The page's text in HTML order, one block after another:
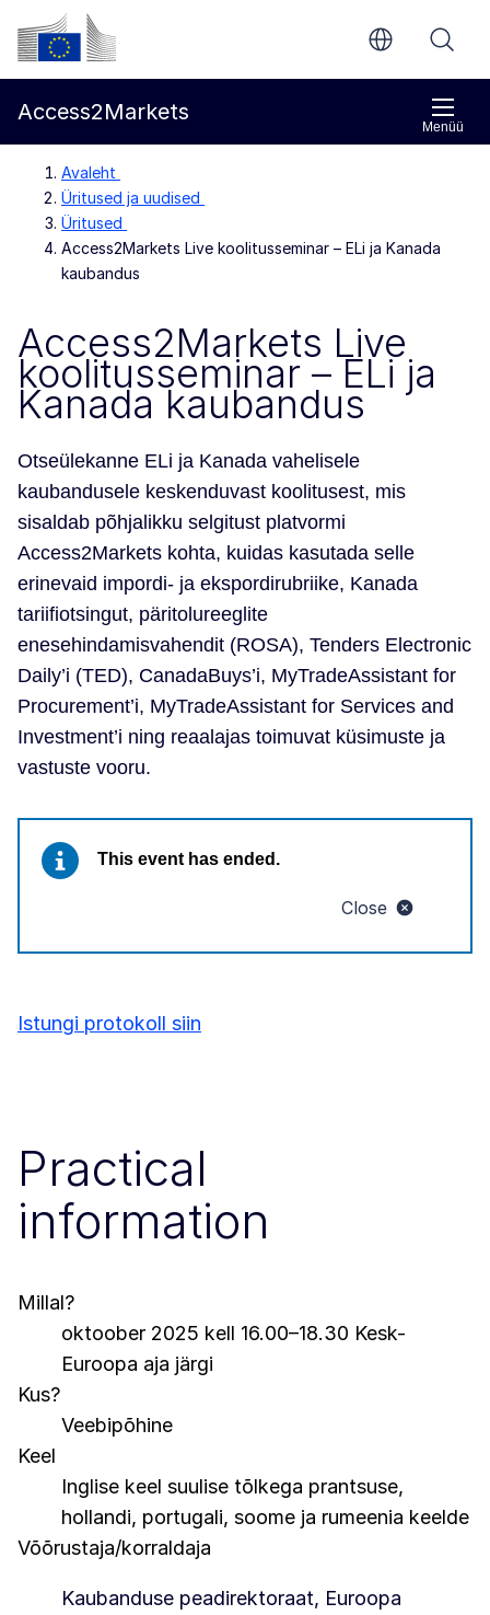
Põhisisu juurde
Euroopa Komisjon
Menüü
Access2Markets
Avaleht
Üritused ja uudised
Üritused
Access2Markets Live koolitusseminar – ELi ja Kanada
kaubandus
Access2Markets Live
koolitusseminar – ELi ja
Kanada kaubandus
Otseülekanne ELi ja Kanada vahelisele
kaubandusele keskenduvast koolitusest, mis
sisaldab põhjalikku selgitust platvormi
Access2Markets kohta, kuidas kasutada selle
erinevaid impordi- ja ekspordirubriike, Kanada
tariifiotsingut, päritolureeglite
enesehindamisvahendit (ROSA), Tenders Electronic
Daily’i (TED), CanadaBuys’i, MyTradeAssistant for
Procurement’i, MyTradeAssistant for Services and
Investment’i ning reaalajas toimuvat küsimuste ja
vastuste vooru.
Close
This event has ended.
Istungi protokoll siin
Practical
information
Millal?
oktoober 2025 kell 16.00–18.30 Kesk-
Euroopa aja järgi
Kus?
Veebipõhine
Keel
Inglise keel suulise tõlkega prantsuse,
hollandi, portugali, soome ja rumeenia keelde
Võõrustaja/korraldaja
Kaubanduse peadirektoraat, Euroopa